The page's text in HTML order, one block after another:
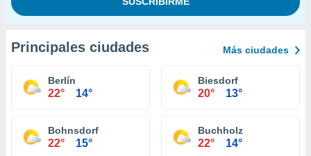
Principales ciudades Más ciudades
Berlín
22° 14°
Biesdorf
20° 13°
Bohnsdorf
22° 15°
Buchholz
22° 14°